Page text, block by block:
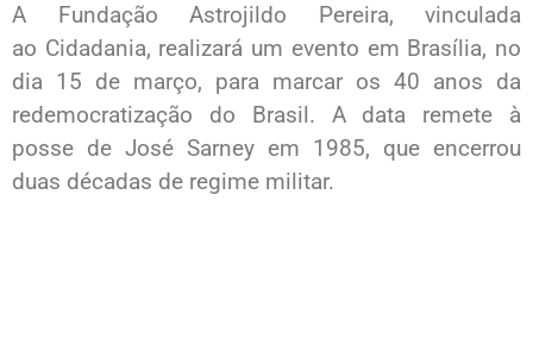
A Fundação Astrojildo Pereira, vinculada
ao Cidadania, realizará um evento em Brasília, no
dia 15 de março, para marcar os 40 anos da
redemocratização do Brasil. A data remete à
posse de José Sarney em 1985, que encerrou
duas décadas de regime militar.